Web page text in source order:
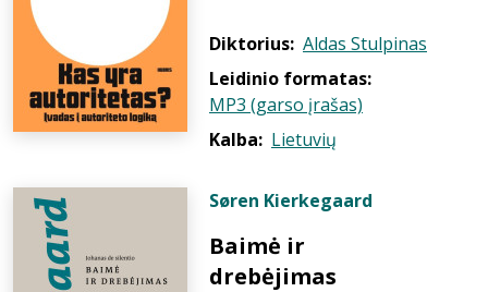
Diktorius: Aldas Stulpinas
Leidinio formatas:
MP3 (garso įrašas)
Kalba: Lietuvių
Søren Kierkegaard
Baimė ir
drebėjimas